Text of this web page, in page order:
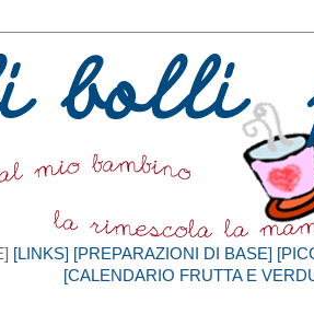
[LINKS] [PREPARAZIONI DI BASE]
[CALENDARIO FRUTTA E